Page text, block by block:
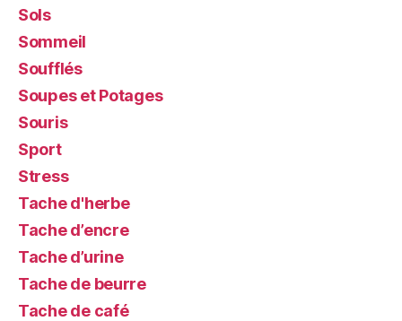
Sols
Sommeil
Soufflés
Soupes et Potages
Souris
Sport
Stress
Tache d'herbe
Tache d’encre
Tache d’urine
Tache de beurre
Tache de café